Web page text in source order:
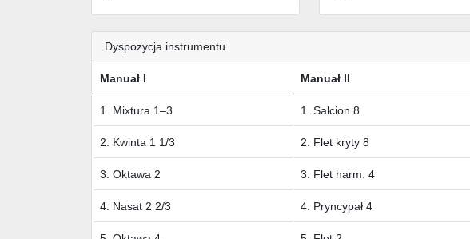
Dyspozycja instrumentu
Manuał I Manuał II
1. Mixtura 1–3 1. Salcion 8
2. Kwinta 1 1/3 2. Flet kryty 8
3. Oktawa 2 3. Flet harm. 4
4. Nasat 2 2/3 4. Pryncypał 4